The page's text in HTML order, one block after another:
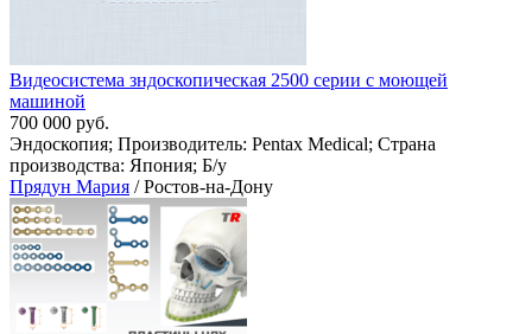
Видеосистема зндоскопическая 2500 серии с моющей
машиной
700 000 руб.
Эндоскопия; Производитель: Pentax Medical; Страна
производства: Япония; Б/у
Прядун Мария / Ростов-на-Дону